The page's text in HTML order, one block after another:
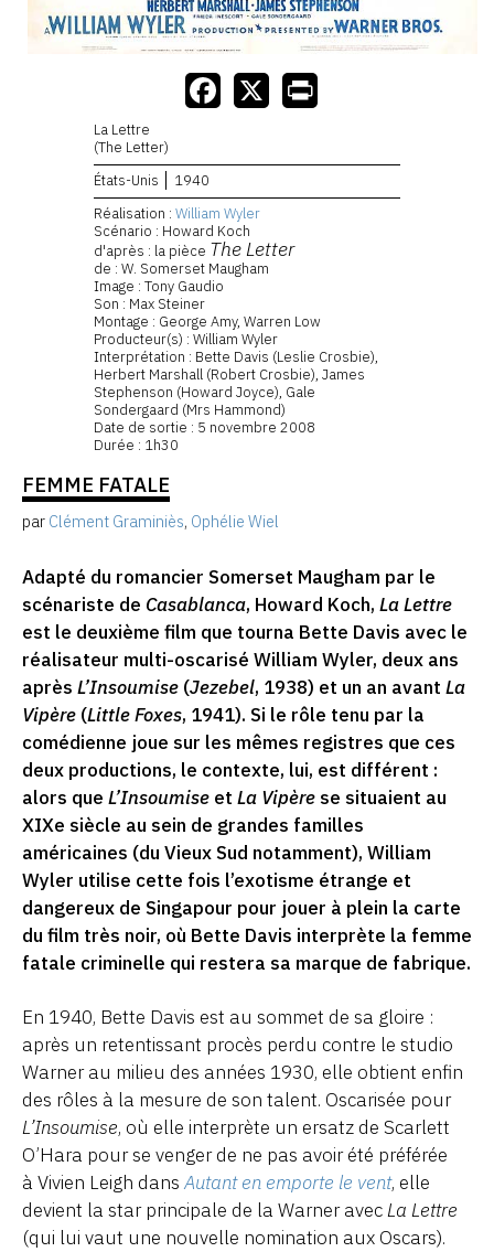
La Lettre
(The Letter)
États-Unis
1940
Réalisation : William Wyler
Scénario : Howard Koch
d'après : la pièce The Letter
de : W. Somerset Maugham
Image : Tony Gaudio
Son : Max Steiner
Montage : George Amy, Warren Low
Producteur(s) : William Wyler
Interprétation : Bette Davis (Leslie Crosbie),
Herbert Marshall (Robert Crosbie), James
Stephenson (Howard Joyce), Gale
Sondergaard (Mrs Hammond)
Date de sortie : 5 novembre 2008
Durée : 1h30
FEMME FATALE
par Clément Graminiès, Ophélie Wiel
Adapté du romancier Somerset Maugham par le
scénariste de Casablanca, Howard Koch, La Lettre
est le deuxième film que tourna Bette Davis avec le
réalisateur multi-oscarisé William Wyler, deux ans
après L’Insoumise (Jezebel, 1938) et un an avant La
Vipère (Little Foxes, 1941). Si le rôle tenu par la
comédienne joue sur les mêmes registres que ces
deux productions, le contexte, lui, est différent :
alors que L’Insoumise et La Vipère se situaient au
XIXe siècle au sein de grandes familles
américaines (du Vieux Sud notamment), William
Wyler utilise cette fois l’exotisme étrange et
dangereux de Singapour pour jouer à plein la carte
du film très noir, où Bette Davis interprète la femme
fatale criminelle qui restera sa marque de fabrique.
En 1940, Bette Davis est au sommet de sa gloire :
après un retentissant procès perdu contre le studio
Warner au milieu des années 1930, elle obtient enfin
des rôles à la mesure de son talent. Oscarisée pour
L’Insoumise, où elle interprète un ersatz de Scarlett
O’Hara pour se venger de ne pas avoir été préférée
à Vivien Leigh dans Autant en emporte le vent, elle
devient la star principale de la Warner avecLa Lettre
(qui lui vaut une nouvelle nomination aux Oscars).